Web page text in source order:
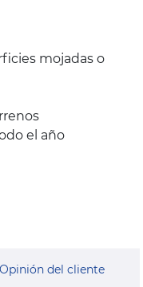
mojadas o
el año
Opinión del cliente